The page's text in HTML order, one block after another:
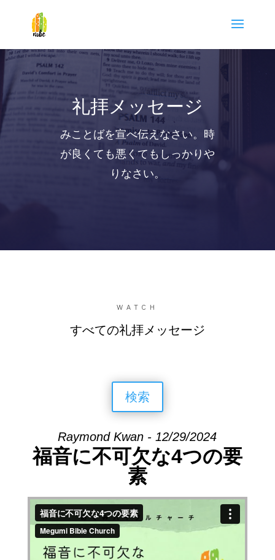
礼拝メッセージ
みことばを宣べ伝えなさい。時
が良くても悪くてもしっかりや
りなさい。
WATCH
すべての礼拝メッセージ
検索
Raymond Kwan - 12/29/2024
福音に不可欠な4つの要
素